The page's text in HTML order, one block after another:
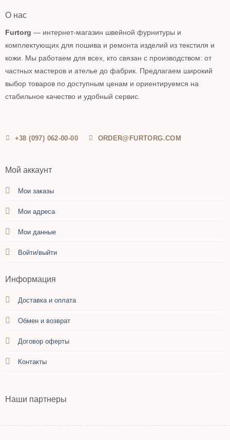
О нас
Furtorg — интернет-магазин швейной фурнитуры и
комплектующих для пошива и ремонта изделий из текстиля и
кожи. Мы работаем для всех, кто связан с производством: от
частных мастеров и ателье до фабрик. Предлагаем широкий
выбор товаров по доступным ценам и ориентируемся на
стабильное качество и удобный сервис.
+38 (097) 062-00-00 ORDER@FURTORG.COM
Мой аккаунт
Мои заказы
Мои адреса
Мои данные
Войти/выйти
Информация
Доставка и оплата
Обмен и возврат
Договор оферты
Контакты
Наши партнеры